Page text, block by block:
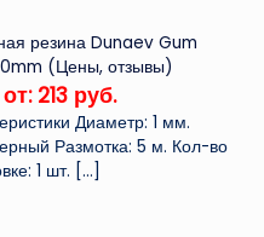
резина Dunaev Gum
(Цены, отзывы)
213 руб.
Диаметр: 1 мм.
Размотка: 5 м. Кол-во
1 шт. […]